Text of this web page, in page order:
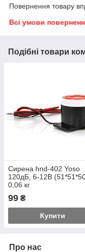
Повернення товару
Всі умови
Подібні товари
Сирена hnd-402 Yoso
120дБ, 6-12В
0,06 кг
99 ₴
Купити
Про нас